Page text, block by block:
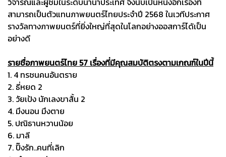
สามารถเป็นตัวแทนภาพยนตร์ไทยประจำปี 2568 ในเวทีประกาศ
รางวัลทางภาพยนตร์ที่ยิ่งใหญ่ที่สุดในโลกอย่างออสการ์ได้เป็น
อย่างดี
รายชื่อภาพยนตร์ไทย 57 เรื่องที่มีคุณสมบัติตรงตามเกณฑ์ในปีนี้
1. 4 ทรชนคนอันตราย
2. ธี่หยด 2
3. วัยเป้ง นักเลงขาสั้น 2
4. มึงนอน มึงตาย
5. ปณิธานหวานน้อย
6. มาลี
7. ปิ๊งรัก..คนที่เลิก